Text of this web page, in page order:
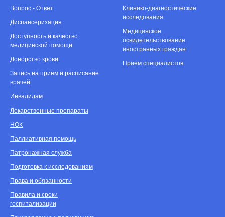
Вопрос - Ответ
Диспансеризация
Доступность и качество
медицинской помощи
Донорство крови
Запись на прием и расписание
врачей
Инвалидам
Лекарственные препараты
НОК
Паллиативная помощь
Патронажная служба
Подготовка к исследованиям
Права и обязанности
Правила и сроки
госпитализации
Клинико-диагностические
исследования
Медицинское
освидетельствование
иностранных граждан
Приём специалистов